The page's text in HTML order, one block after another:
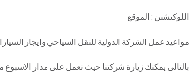
اللوكيشين : الموقع
مواعيد عمل الشركة الدولية للنقل السياحي وايجار
بالتالى يمكنك زيارة شركتنا حيث نعمل على مدار الاسبوع